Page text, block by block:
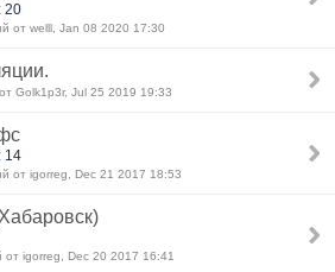
20
от welll, Jan 08 2020 17:30
Golk1p3r, Jul 25 2019 19:33
14
от igorreg, Dec 21 2017 18:53
от igorreg, Dec 20 2017 16:41